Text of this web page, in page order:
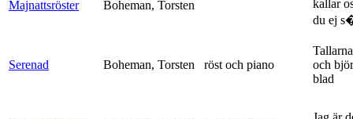
Majnattsröster Boheman, Torsten
kallar
du ej
Serenad Boheman, Torsten röst och piano
och
blad